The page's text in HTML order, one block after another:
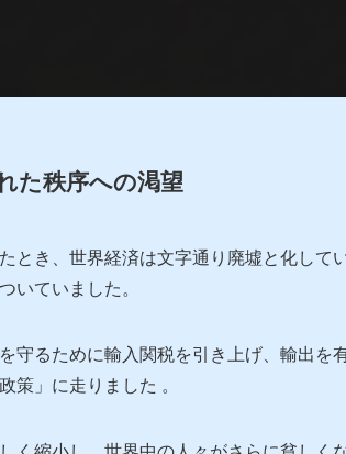
た秩序への渇望
とき、世界経済は文字通り廃墟と化して
いていました。
守るために輸入関税を引き上げ、輸出を
策」に走りました 。